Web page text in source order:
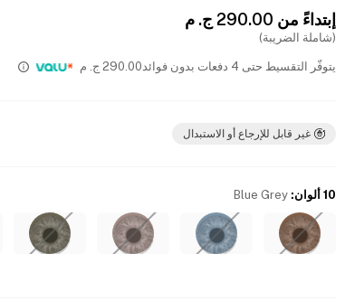
إبتداءً من 290.00 ج. م
(شاملة الضريبة)
يتوفّر التقسيط حتى 4 دفعات بدون فوائد 290.00 ج. م
غير قابل للإرجاع أو الاستبدال
10 ألوان :
Blue Grey